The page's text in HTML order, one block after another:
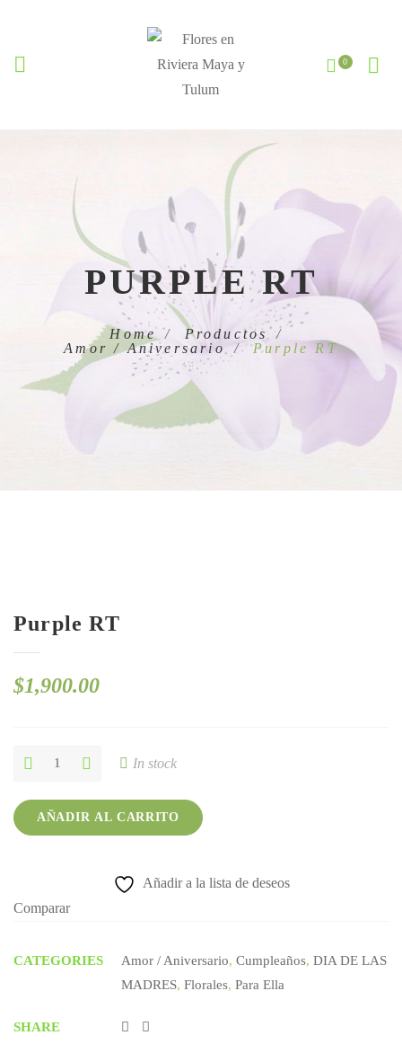
PURPLE RT
Home
Productos
Amor / Aniversario
Purple RT
Purple RT
$1,900.00
Purple
In stock
AÑADIR AL CARRITO
Añadir a la lista de deseos
Comparar
CATEGORIES Amor / Aniversario, Cumpleaños, DIA DE LAS
MADRES, Florales, Para Ella
SHARE